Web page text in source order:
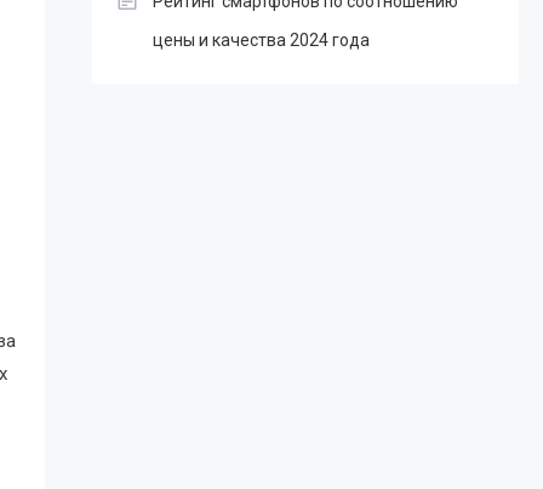
цены и качества 2024 года